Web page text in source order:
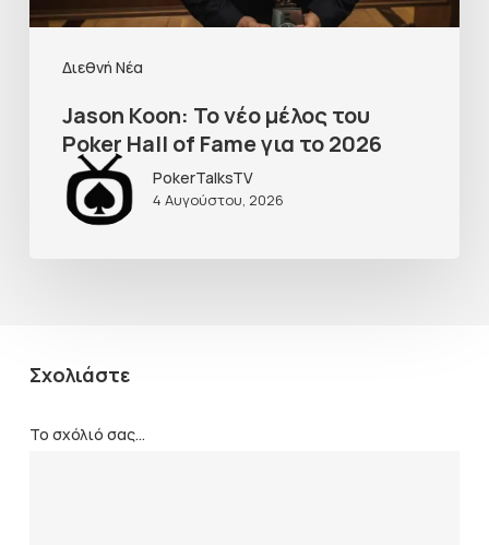
Διεθνή Νέα
Jason Koon: Το νέο μέλος του
Poker Hall of Fame για το 2026
PokerTalksTV
4 Αυγούστου, 2026
Σχολιάστε
Το σχόλιό σας...